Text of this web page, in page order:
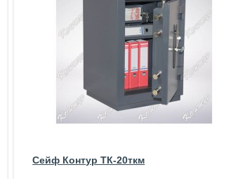
Сейф Контур ТК-20ткм